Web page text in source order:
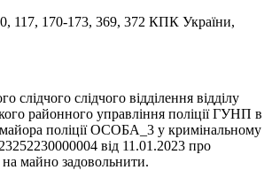
117, 170-173, 369, 372 КПК України,
слідчого слідчого відділення відділу
районного управління поліції ГУНП в
майора поліції ОСОБА_3 у кримінальному
від 11.01.2023 про
майно задовольнити.